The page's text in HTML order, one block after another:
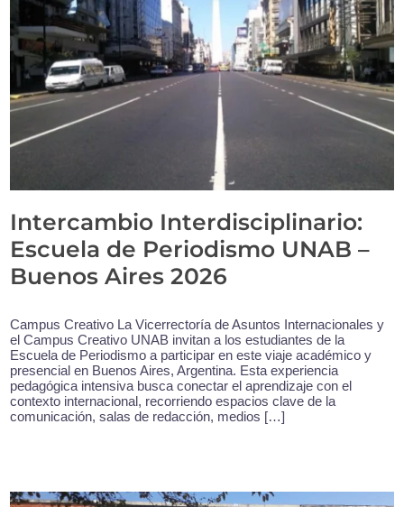
Intercambio Interdisciplinario:
Escuela de Periodismo UNAB –
Buenos Aires 2026
Campus Creativo La Vicerrectoría de Asuntos Internacionales y
el Campus Creativo UNAB invitan a los estudiantes de la
Escuela de Periodismo a participar en este viaje académico y
presencial en Buenos Aires, Argentina. Esta experiencia
pedagógica intensiva busca conectar el aprendizaje con el
contexto internacional, recorriendo espacios clave de la
comunicación, salas de redacción, medios […]